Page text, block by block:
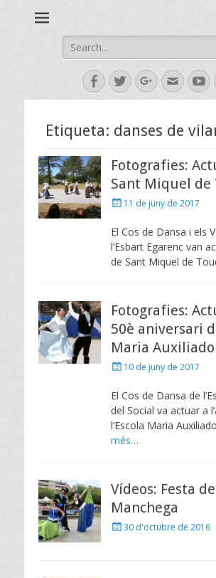
Search
for:
Facebook
TwitterGoogleplus
Email
Etiqueta: danses de
Fotografies:
Sant Miquel de
Posted11 de juny de 2017
El Cos de Dansa i els
l’Esbart Egarenc van
de Sant Miquel de
Fotografies:
50è aniversari
Maria
Posted10 de juny de 2017
El Cos de Dansa de
del Social va actuar a
l’Escola Maria
més…
Vídeos: Festa
Manchega
Posted
30 d'octubre de 2016